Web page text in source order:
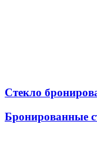
Стекло
Бронированные